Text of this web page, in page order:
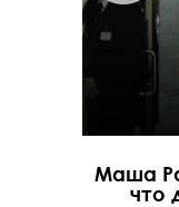
Маша
что